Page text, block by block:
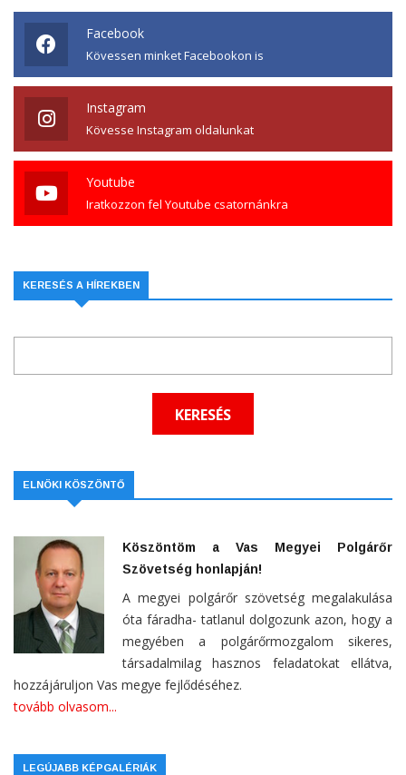
Facebook
Kövessen minket Facebookon is
Instagram
Kövesse Instagram oldalunkat
Youtube
Iratkozzon fel Youtube csatornánkra
KERESÉS A HÍREKBEN
ELNÖKI KÖSZÖNTŐ
Köszöntöm a Vas Megyei Polgárőr
Szövetség honlapján!
A megyei polgárőr szövetség megalakulása
óta fáradha- tatlanul dolgozunk azon, hogy a
megyében a polgárőrmozgalom sikeres,
társadalmilag hasznos feladatokat ellátva,
hozzájáruljon Vas megye fejlődéséhez.
tovább olvasom...
LEGÚJABB KÉPGALÉRIÁK